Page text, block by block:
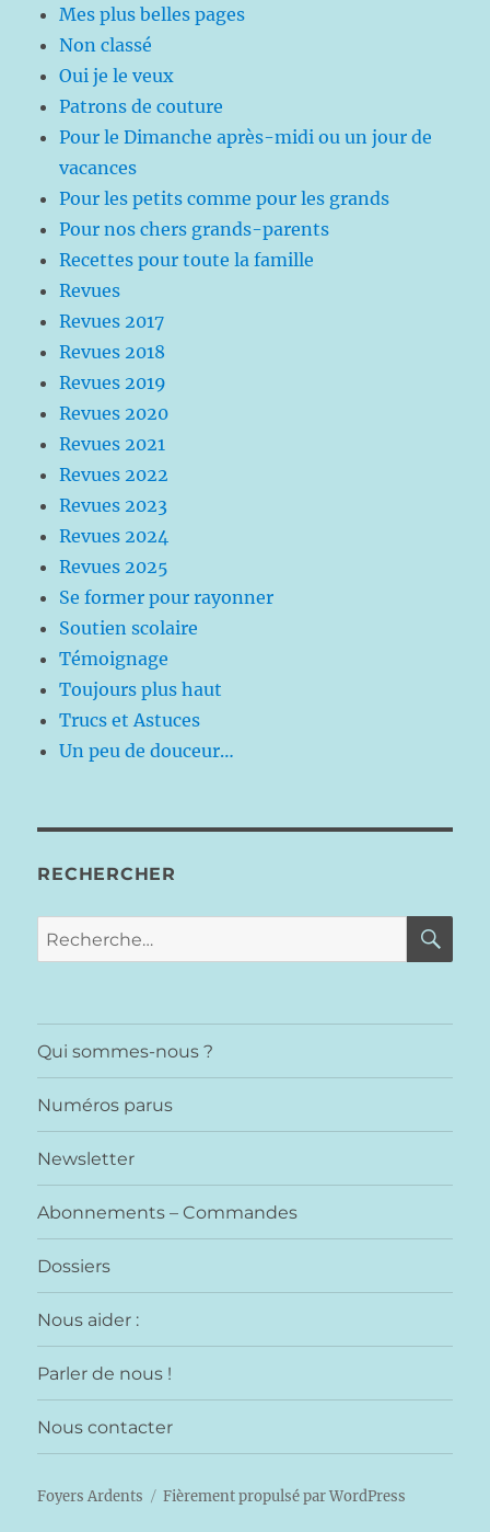
Mes plus belles pages
Non classé
Oui je le veux
Patrons de couture
Pour le Dimanche après-midi ou un jour de
vacances
Pour les petits comme pour les grands
Pour nos chers grands-parents
Recettes pour toute la famille
Revues
Revues 2017
Revues 2018
Revues 2019
Revues 2020
Revues 2021
Revues 2022
Revues 2023
Revues 2024
Revues 2025
Se former pour rayonner
Soutien scolaire
Témoignage
Toujours plus haut
Trucs et Astuces
Un peu de douceur…
RECHERCHER
Recherche
pour :
Qui sommes-nous ?
Numéros parus
Newsletter
Abonnements – Commandes
Dossiers
Nous aider :
Parler de nous !
Nous contacter
Foyers Ardents Fièrement propulsé par WordPress